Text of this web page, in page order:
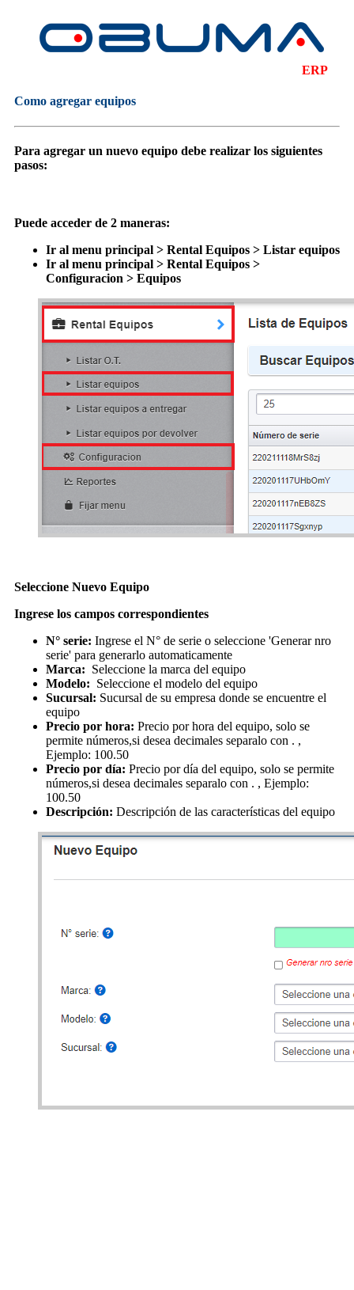
ERP
Como agregar equipos
Para agregar un nuevo equipo debe realizar los siguientes
pasos:
Puede acceder de 2 maneras:
Ir al menu principal > Rental Equipos > Listar equipos
Ir al menu principal > Rental Equipos >
Configuracion > Equipos
Seleccione Nuevo Equipo
Ingrese los campos correspondientes
N° serie: Ingrese el N° de serie o seleccione 'Generar nro
serie' para generarlo automaticamente
Marca: Seleccione la marca del equipo
Modelo: Seleccione el modelo del equipo
Sucursal: Sucursal de su empresa donde se encuentre el
equipo
Precio por hora: Precio por hora del equipo, solo se
permite números,si desea decimales separalo con . ,
Ejemplo: 100.50
Precio por día: Precio por día del equipo, solo se permite
números,si desea decimales separalo con . , Ejemplo:
100.50
Descripción: Descripción de las características del equipo